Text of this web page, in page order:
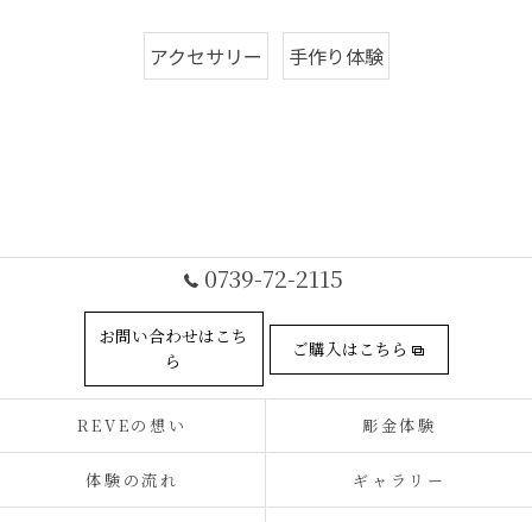
アクセサリー 手作り体験
0739-72-2115
お問い合わせはこち
ら
ご購入はこちら
REVEの想い 彫金体験
体験の流れ ギャラリー